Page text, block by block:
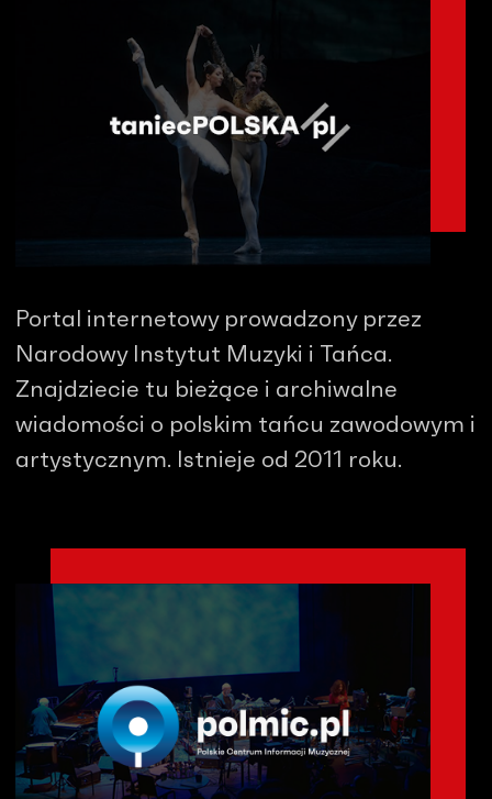
Portal internetowy prowadzony przez
Narodowy Instytut Muzyki i Tańca.
Znajdziecie tu bieżące i archiwalne
wiadomości o polskim tańcu zawodowym i
artystycznym. Istnieje od 2011 roku.